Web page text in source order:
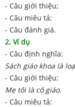
- Câu giới thiệu;
- Câu miêu tả;
- Câu đánh giá.
2. Ví dụ
- Câu định nghĩa:
Sách giáo khoa là
- Câu giới thiệu:
Mẹ tôi là cô giáo.
- Câu miêu tả: